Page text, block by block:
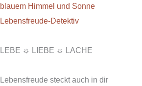
Lebensfreude-Detektiv
LEBE ☼ LIEBE ☼ LACHE
Lebensfreude steckt auch in dir